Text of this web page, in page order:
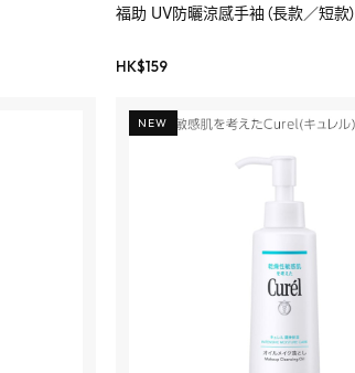
福助 UV防曬涼感手袖（長款／短款）
HK$159
NEW